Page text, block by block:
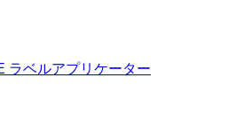
ラベルアプリケーター